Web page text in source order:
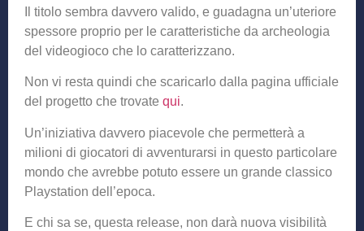
Il titolo sembra davvero valido, e guadagna un’uteriore
spessore proprio per le caratteristiche da archeologia
del videogioco che lo caratterizzano.
Non vi resta quindi che scaricarlo dalla pagina ufficiale
del progetto che trovate qui.
Un’iniziativa davvero piacevole che permetterà a
milioni di giocatori di avventurarsi in questo particolare
mondo che avrebbe potuto essere un grande classico
Playstation dell’epoca.
E chi sa se, questa release, non darà nuova visibilità